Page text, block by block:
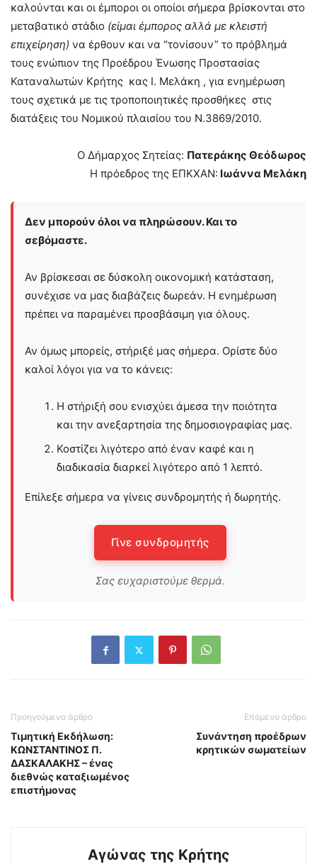
καλούνται και οι έμποροι οι οποίοι σήμερα βρίσκονται στο
μεταβατικό στάδιο (είμαι έμπορος αλλά με κλειστή
επιχείρηση) να έρθουν και να “τονίσουν” το πρόβλημά
τους ενώπιον της Προέδρου Ένωσης Προστασίας
Καταναλωτών Κρήτης κας Ι. Μελάκη , για ενημέρωση
τους σχετικά με τις τροποποιητικές προσθήκες στις
διατάξεις του Νομικού πλαισίου του Ν.3869/2010.
Ο Δήμαρχος Σητείας: Πατεράκης Θεόδωρος
Η πρόεδρος της ΕΠΚΧΑΝ: Ιωάννα Μελάκη
Δεν μπορούν όλοι να πληρώσουν. Και το
σεβόμαστε.
Αν βρίσκεσαι σε δύσκολη οικονομική κατάσταση,
συνέχισε να μας διαβάζεις δωρεάν. Η ενημέρωση
πρέπει να παραμένει προσβάσιμη για όλους.
Αν όμως μπορείς, στήριξέ μας σήμερα. Ορίστε δύο
καλοί λόγοι για να το κάνεις:
Η στήριξή σου ενισχύει άμεσα την ποιότητα
και την ανεξαρτησία της δημοσιογραφίας μας.
Κοστίζει λιγότερο από έναν καφέ και η
διαδικασία διαρκεί λιγότερο από 1 λεπτό.
Επίλεξε σήμερα να γίνεις συνδρομητής ή δωρητής.
Γίνε συνδρομητής
Σας ευχαριστούμε θερμά.
Προηγούμενο άρθρο
Τιμητική Εκδήλωση:
ΚΩΝΣΤΑΝΤΙΝΟΣ Π.
ΔΑΣΚΑΛΑΚΗΣ – ένας
διεθνώς καταξιωμένος
επιστήμονας
Επόμενο άρθρο
Συνάντηση προέδρων
κρητικών σωματείων
Αγώνας της Κρήτης